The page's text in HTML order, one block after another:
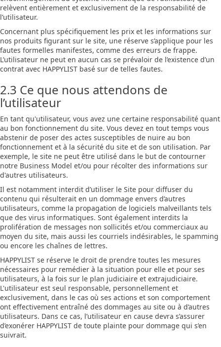
relèvent entièrement et exclusivement de la responsabilité de
l’utilisateur.
Concernant plus spécifiquement les prix et les informations sur
nos produits figurant sur le site, une réserve s’applique pour les
fautes formelles manifestes, comme des erreurs de frappe.
L’utilisateur ne peut en aucun cas se prévaloir de l’existence d’un
contrat avec HAPPYLIST basé sur de telles fautes.
2.3 Ce que nous attendons de
l’utilisateur
En tant qu'utilisateur, vous avez une certaine responsabilité quant
au bon fonctionnement du site. Vous devez en tout temps vous
abstenir de poser des actes susceptibles de nuire au bon
fonctionnement et à la sécurité du site et de son utilisation. Par
exemple, le site ne peut être utilisé dans le but de contourner
notre Business Model et/ou pour récolter des informations sur
d'autres utilisateurs.
Il est notamment interdit d’utiliser le Site pour diffuser du
contenu qui résulterait en un dommage envers d’autres
utilisateurs, comme la propagation de logiciels malveillants tels
que des virus informatiques. Sont également interdits la
prolifération de messages non sollicités et/ou commerciaux au
moyen du site, mais aussi les courriels indésirables, le spamming
ou encore les chaînes de lettres.
HAPPYLIST se réserve le droit de prendre toutes les mesures
nécessaires pour remédier à la situation pour elle et pour ses
utilisateurs, à la fois sur le plan judiciaire et extrajudiciaire.
L'utilisateur est seul responsable, personnellement et
exclusivement, dans le cas où ses actions et son comportement
ont effectivement entraîné des dommages au site ou à d’autres
utilisateurs. Dans ce cas, l’utilisateur en cause devra s’assurer
d’exonérer HAPPYLIST de toute plainte pour dommage qui s’en
suivrait.